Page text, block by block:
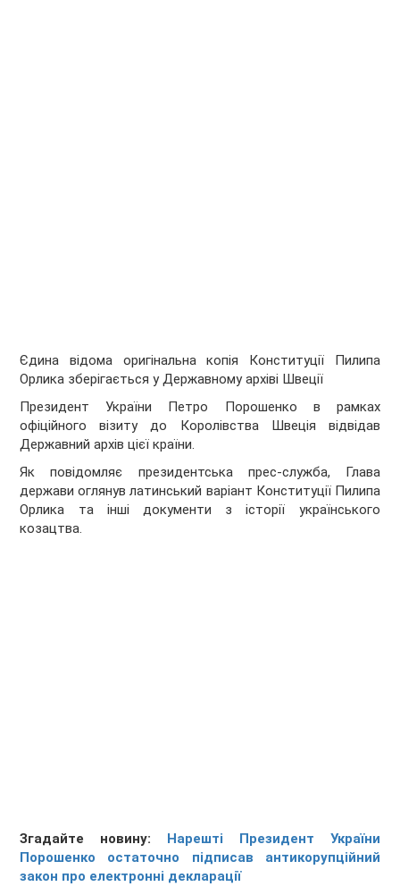
Єдина відома оригінальна копія Конституції Пилипа
Орлика зберігається у Державному архіві Швеції
Президент України Петро Порошенко в рамках
офіційного візиту до Королівства Швеція відвідав
Державний архів цієї країни.
Як повідомляє президентська прес-служба, Глава
держави оглянув латинський варіант Конституції Пилипа
Орлика та інші документи з історії українського
козацтва.
Згадайте новину: Нарешті Президент України
Порошенко остаточно підписав антикорупційний
закон про електронні декларації